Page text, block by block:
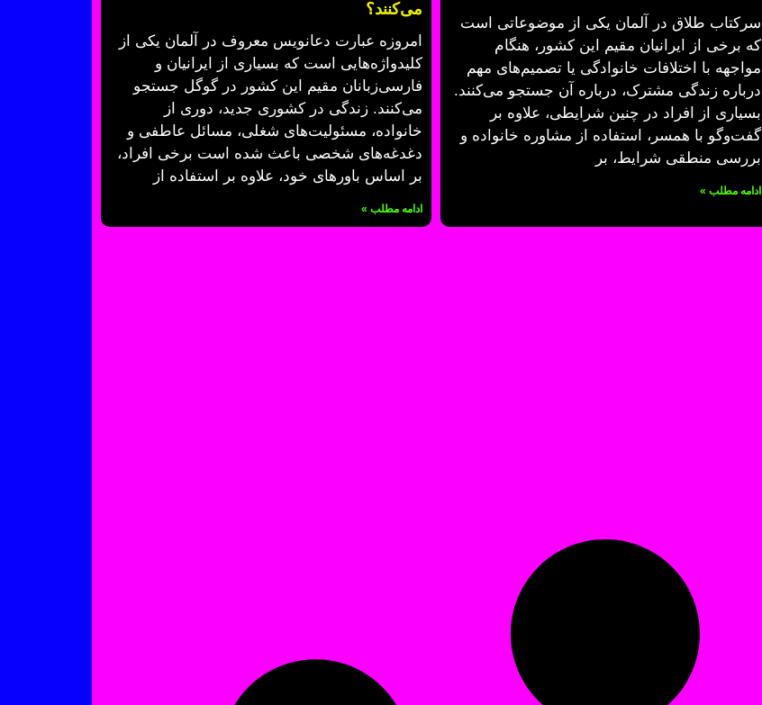
سرکتاب طلاق در آلمان یکی از موضوعاتی است
که برخی از ایرانیان مقیم این کشور، هنگام
مواجهه با اختلافات خانوادگی یا تصمیم‌های مهم
درباره زندگی مشترک، درباره آن جستجو می‌کنند.
بسیاری از افراد در چنین شرایطی، علاوه بر
گفت‌وگو با همسر، استفاده از مشاوره خانواده و
بررسی منطقی شرایط، بر
ادامه مطلب »
می‌کنند؟
امروزه عبارت دعانویس معروف در آلمان یکی از
کلیدواژه‌هایی است که بسیاری از ایرانیان و
فارسی‌زبانان مقیم این کشور در گوگل جستجو
می‌کنند. زندگی در کشوری جدید، دوری از
خانواده، مسئولیت‌های شغلی، مسائل عاطفی و
دغدغه‌های شخصی باعث شده است برخی افراد،
بر اساس باورهای خود، علاوه بر استفاده از
ادامه مطلب »